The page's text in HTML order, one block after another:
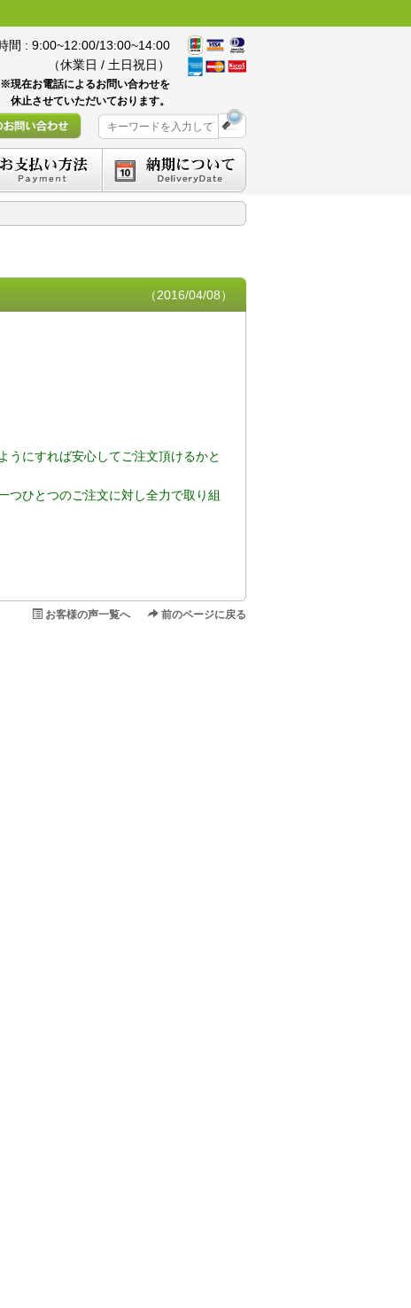
間 : 9:00~12:00/13:00~14:00
（休業日 / 土日祝日）
※現在お電話によるお問い合わせを
休止させていただいております。
（2016/04/08）
うにすれば安心してご注文頂けるかと
つひとつのご注文に対し全力で取り組
お客様の声一覧へ 前のページに戻る